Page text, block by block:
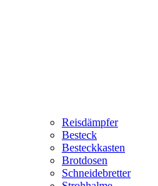
Reisdämpfer
Besteck
Besteckkasten
Brotdosen
Schneidebretter